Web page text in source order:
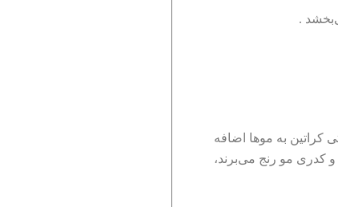
.
کراتین به موها اضافه
مو رنج می‌برند،